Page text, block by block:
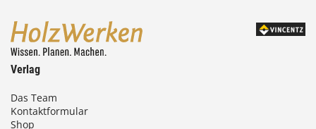
0
Verlag
Das Team
Kontaktformular
Shop